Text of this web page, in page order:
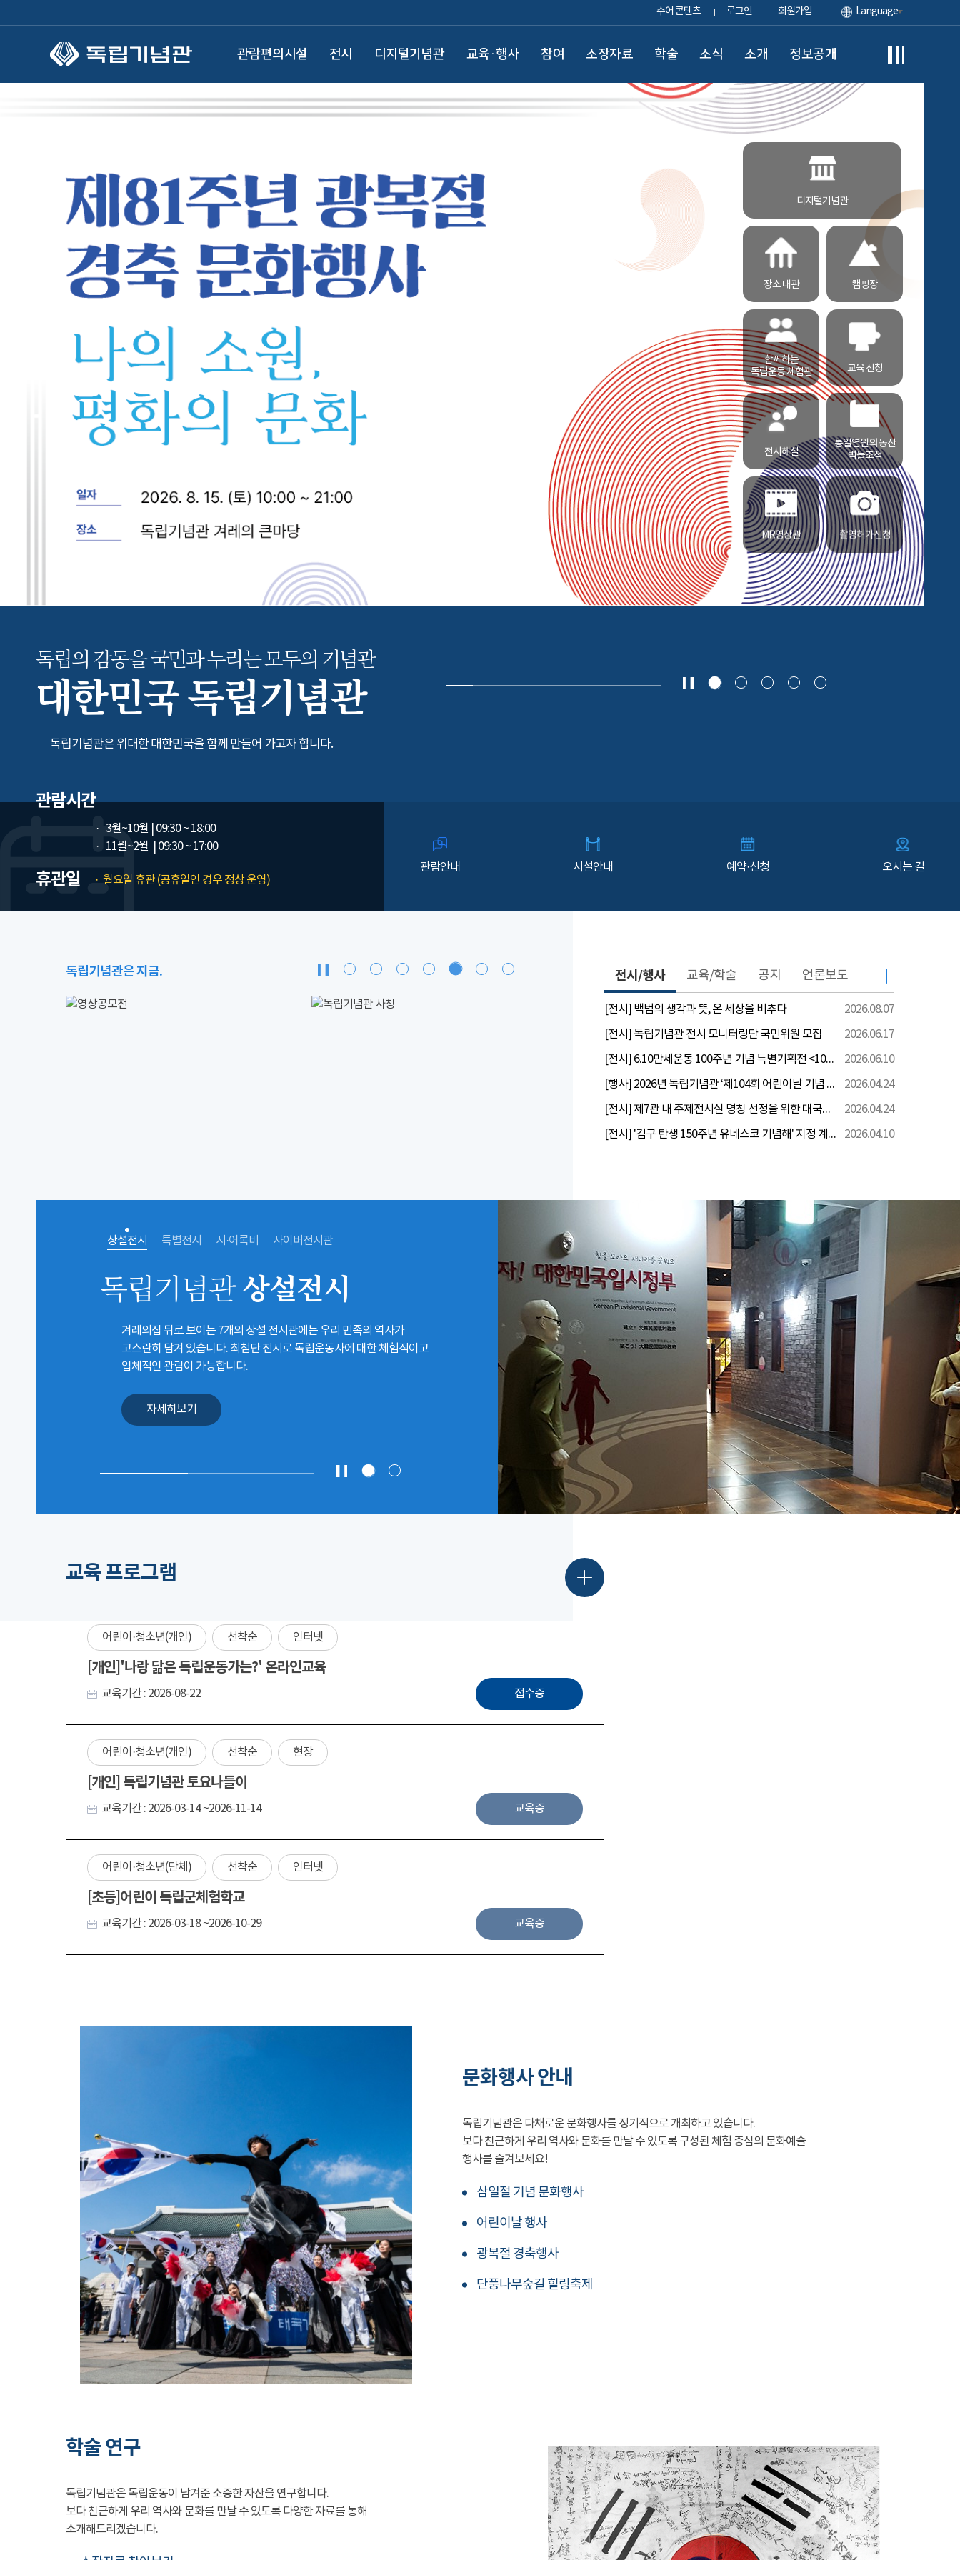
수어 콘텐츠 로그인 회원가입 Language
관람편의시설 전시 디지털기념관 교육·행사 참여 소장자료 학술 소식 소개 정보공개
디지털기념관
장소 대관 캠핑장
함께하는
독립운동 체험관
교육 신청
전시해설
통일염원의 동산
벽돌조적
MR영상관 촬영허가신청
독립의 감동을 국민과 누리는모두의 기념관
대한민국 독립기념관
독립기념관은 위대한 대한민국을 함께 만들어 가고자 합니다.
관람시간
3월~10월
| 09:30 ~ 18:00
11월~2월
| 09:30 ~ 17:00
휴관일 월요일 휴관 (공휴일인 경우 정상 운영)
관람안내 시설안내 예약·신청 오시는 길
독립기념관은 지금. 전시/행사
[전시] 백범의 생각과 뜻, 온 세상을 비추다
2026.08.07
[전시] 독립기념관 전시 모니터링단 국민위원 모집
2026.06.17
[전시] 6.10만세운동 100주년 기념 특별기획전 <100년 전 그날을 보다: 6.10만세운동>
2026.06.10
[행사] 2026년 독립기념관 ‘제104회 어린이날 기념 행사’ 안내
2026.04.24
[전시] 제7관 내 주제전시실 명칭 선정을 위한 대국민 의견 수렴 실시
2026.04.24
[전시] '김구 탄생 150주년 유네스코 기념해' 지정 계기 AI영상 국민공모 개최 안내
2026.04.10
교육/학술 공지 언론보도
상설전시 특별전시 시·어록비 사이버전시관
독립기념관상설전시
겨레의집 뒤로 보이는 7개의 상설 전시관에는 우리 민족의 역사가
고스란히 담겨 있습니다. 최첨단 전시로 독립운동사에 대한 체험적이고
입체적인 관람이 가능합니다.
자세히보기
교육 프로그램
어린이·청소년(개인) 선착순 인터넷
[개인]'나랑 닮은 독립운동가는?' 온라인교육
교육기간 : 2026-08-22 접수중
어린이·청소년(개인) 선착순 현장
[개인] 독립기념관 토요나들이
교육기간 : 2026-03-14 ~2026-11-14 교육중
어린이·청소년(단체) 선착순 인터넷
[초등]어린이 독립군체험학교
교육기간 : 2026-03-18 ~2026-10-29 교육중
문화행사 안내
독립기념관은 다채로운 문화행사를 정기적으로 개최하고 있습니다.
보다 친근하게 우리 역사와 문화를 만날 수 있도록 구성된 체험 중심의 문화예술
행사를 즐겨보세요!
삼일절 기념 문화행사
어린이날 행사
광복절 경축행사
단풍나무숲길 힐링축제
학술 연구
독립기념관은 독립운동이 남겨준 소중한 자산을 연구합니다.
보다 친근하게 우리 역사와 문화를 만날 수 있도록 다양한 자료를 통해
소개해드리겠습니다.